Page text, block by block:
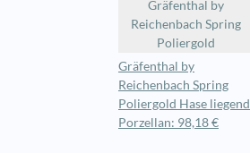
Gräfenthal by
Reichenbach Spring
Poliergold
Gräfenthal by
Reichenbach Spring
Poliergold Hase liegend
Porzellan: 98,18 €